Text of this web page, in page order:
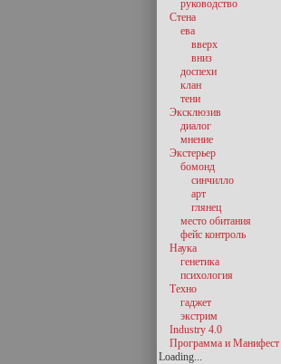
руководство
Стена
ева
вверх
вниз
доспехи
клан
тени
Эксклюзив
диалог
мнение
Экстерьер
бомонд
синчилло
арт
глянец
место обитания
фейс контроль
Наука
генетика
психология
Техно
гаджет
экстрим
Industry 4.0
Программа и Манифест
Loading...